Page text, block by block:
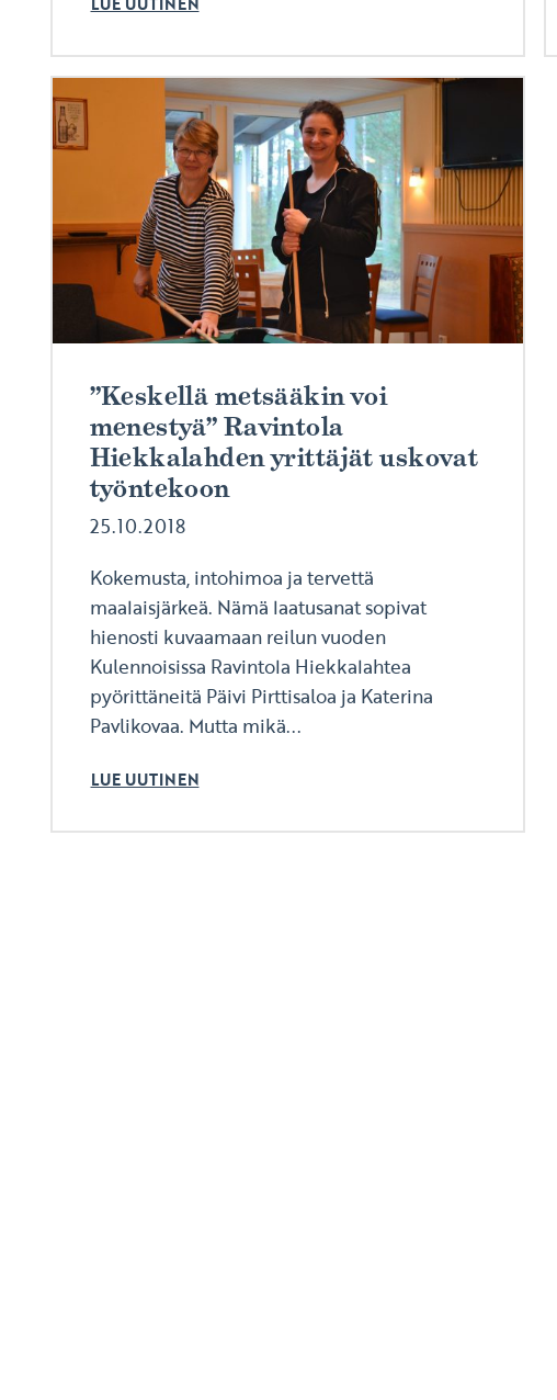
LUE UUTINEN
”Keskellä metsääkin voi
menestyä” Ravintola
Hiekkalahden yrittäjät uskovat
työntekoon
25.10.2018
Kokemusta, intohimoa ja tervettä
maalaisjärkeä. Nämä laatusanat sopivat
hienosti kuvaamaan reilun vuoden
Kulennoisissa Ravintola Hiekkalahtea
pyörittäneitä Päivi Pirttisaloa ja Katerina
Pavlikovaa. Mutta mikä...
LUE UUTINEN